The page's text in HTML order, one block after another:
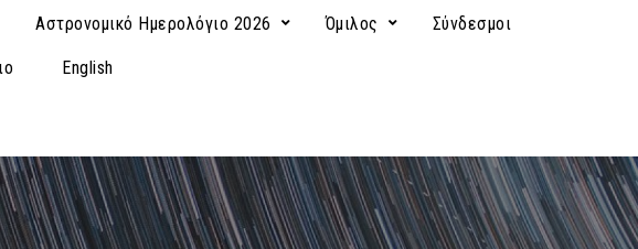
Αστρονομικό Ημερολόγιο 2026 Όμιλος Σύνδεσμοι
English